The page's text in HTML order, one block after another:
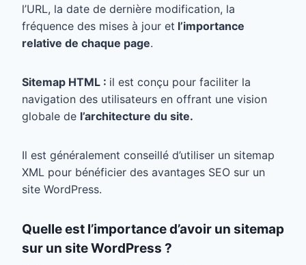
l’URL, la date de dernière modification, la
fréquence des mises à jour et l’importance
relative de chaque page.
Sitemap HTML : il est conçu pour faciliter la
navigation des utilisateurs en offrant une vision
globale de l’architecture du site.
Il est généralement conseillé d’utiliser un sitemap
XML pour bénéficier des avantages SEO sur un
site WordPress.
Quelle est l’importance d’avoir un sitemap
sur un site WordPress ?